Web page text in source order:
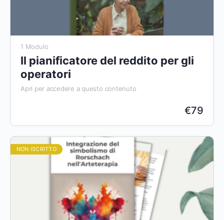
1 Modulo
Il pianificatore del reddito per gli
operatori
Apri per accedere a questo contenuto
€79
NON ISCRITTO